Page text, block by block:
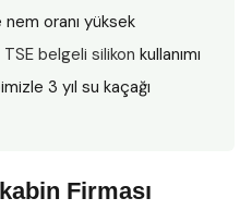
oranı yüksek
belgeli silikon kullanımı
3 yıl su kaçağı
Firması